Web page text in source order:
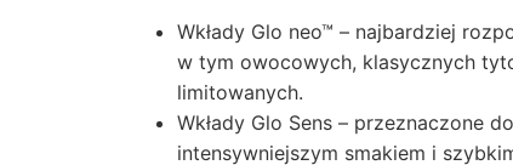
Wkłady Glo neo™ – najbardziej
w tym owocowych, klasycznych
limitowanych.
Wkłady Glo Sens – przeznaczone
intensywniejszym smakiem i